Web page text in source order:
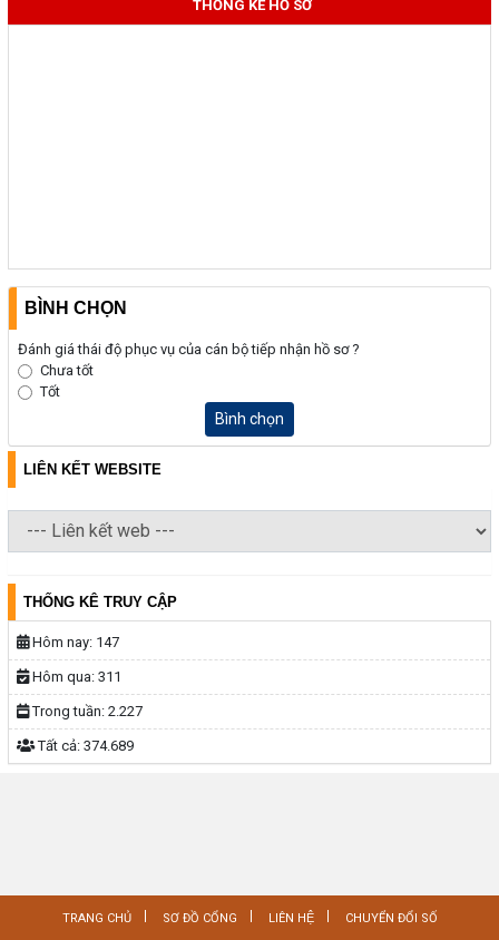
THỐNG KÊ HỒ SƠ
BÌNH CHỌN
Đánh giá thái độ phục vụ của cán bộ tiếp nhận hồ sơ ?
Chưa tốt
Tốt
Bình chọn
LIÊN KẾT WEBSITE
THỐNG KÊ TRUY CẬP
Hôm nay: 147
Hôm qua: 311
Trong tuần: 2.227
Tất cả: 374.689
TRANG CHỦ SƠ ĐỒ CỔNG LIÊN HỆ CHUYỂN ĐỔI SỐ